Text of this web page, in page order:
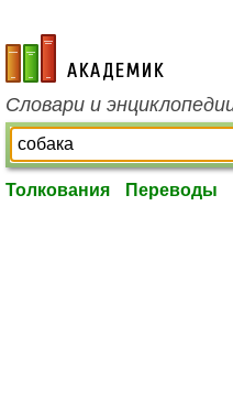
academic.ru
Словари и
Толкования Переводы